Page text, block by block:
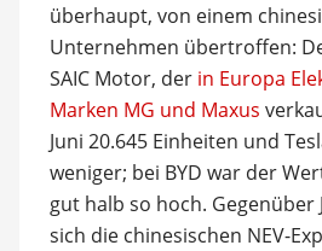
überhaupt, von einem
Unternehmen übertroffen:
SAIC Motor, der in Europa
Marken MG und Maxus
Juni 20.645 Einheiten und
weniger; bei BYD war der
gut halb so hoch. Gegenüber
sich die chinesischen NEV-